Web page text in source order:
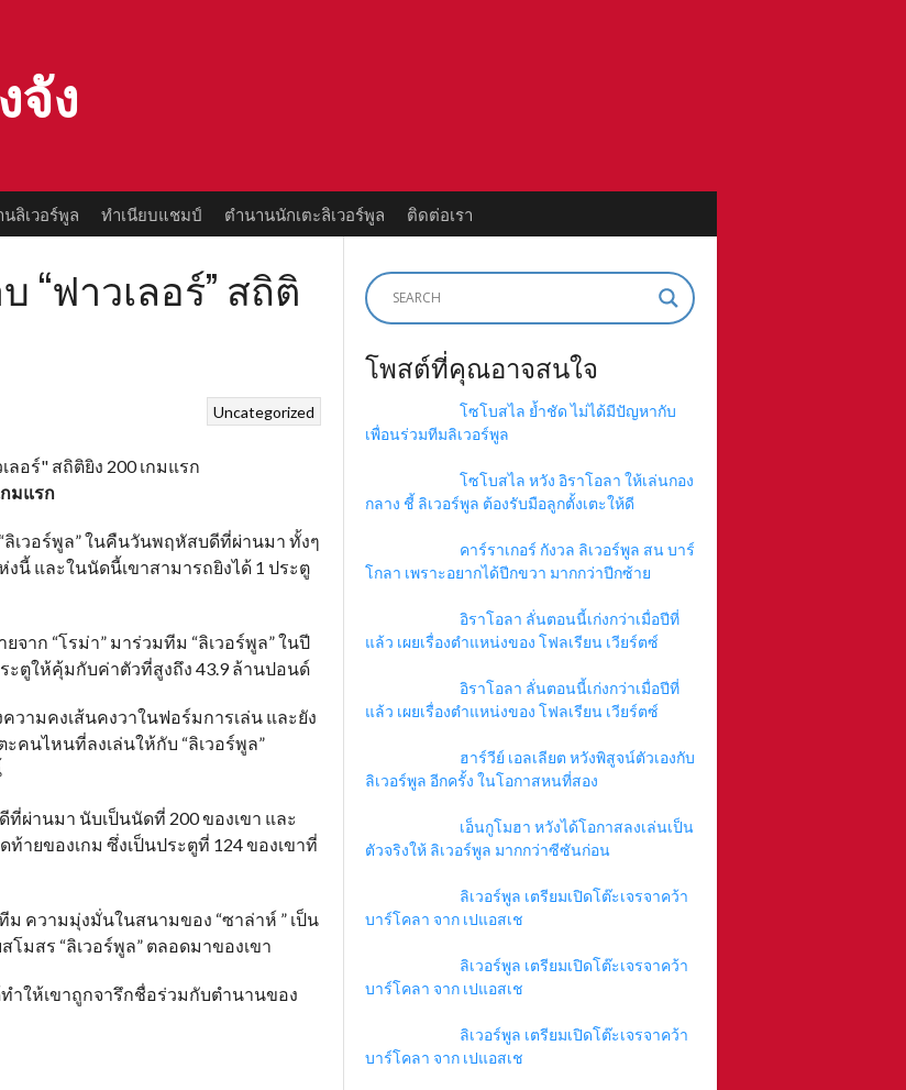
จัง
ลิเวอร์พูล ทำเนียบแชมป์ ตำนานนักเตะลิเวอร์พูล ติดต่อเรา
“ฟาวเลอร์” สถิติ
Uncategorized
กมแรก
ลิเวอร์พูล” ในคืนวันพฤหัสบดีที่ผ่านมา ทั้งๆ
นี้ และในนัดนี้เขาสามารถยิงได้ 1 ประตู
จาก “โรม่า” มาร่วมทีม “ลิเวอร์พูล” ในปี
ะตูให้คุ้มกับค่าตัวที่สูงถึง 43.9 ล้านปอนด์
วามคงเส้นคงวาในฟอร์มการเล่น และยัง
คนไหนที่ลงเล่นให้กับ “ลิเวอร์พูล”
ผ่านมา นับเป็นนัดที่ 200 ของเขา และ
ายของเกม ซึ่งเป็นประตูที่ 124 ของเขาที่
ความมุ่งมั่นในสนามของ “ซาล่าห์ ” เป็น
มสร “ลิเวอร์พูล” ตลอดมาของเขา
ทำให้เขาถูกจารึกชื่อร่วมกับตำนานของ
โพสต์ที่คุณอาจสนใจ
โซโบสไล ย้ำชัด ไม่ได้มีปัญหากับ
เพื่อนร่วมทีมลิเวอร์พูล
โซโบสไล หวัง อิราโอลา ให้เล่นกอง
กลาง ชี้ ลิเวอร์พูล ต้องรับมือลูกตั้งเตะให้ดี
คาร์ราเกอร์ กังวล ลิเวอร์พูล สน บาร์
โกลา เพราะอยากได้ปีกขวา มากกว่าปีกซ้าย
อิราโอลา ลั่นตอนนี้เก่งกว่าเมื่อปีที่
แล้ว เผยเรื่องตำแหน่งของ โฟลเรียน เวียร์ตซ์
อิราโอลา ลั่นตอนนี้เก่งกว่าเมื่อปีที่
แล้ว เผยเรื่องตำแหน่งของ โฟลเรียน เวียร์ตซ์
ฮาร์วีย์ เอลเลียต หวังพิสูจน์ตัวเองกับ
ลิเวอร์พูล อีกครั้ง ในโอกาสหนที่สอง
เอ็นกูโมฮา หวังได้โอกาสลงเล่นเป็น
ตัวจริงให้ ลิเวอร์พูล มากกว่าซีซันก่อน
ลิเวอร์พูล เตรียมเปิดโต๊ะเจรจาคว้า
บาร์โคลา จาก เปแอสเช
ลิเวอร์พูล เตรียมเปิดโต๊ะเจรจาคว้า
บาร์โคลา จาก เปแอสเช
ลิเวอร์พูล เตรียมเปิดโต๊ะเจรจาคว้า
บาร์โคลา จาก เปแอสเช